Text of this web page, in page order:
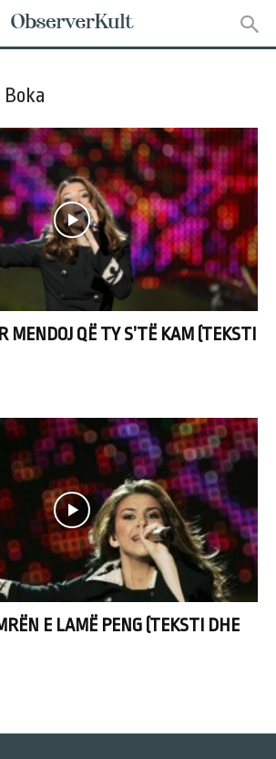
MENDOJ QË TY S’TË KAM (TEKSTI
E LAMË PENG (TEKSTI DHE